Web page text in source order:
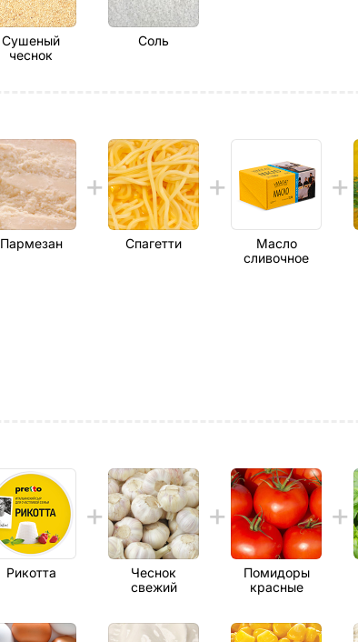
Сушеный
чеснок
Соль
Пармезан Спагетти
Масло
сливочное
Рикотта
Чеснок
свежий
Помидоры
красные